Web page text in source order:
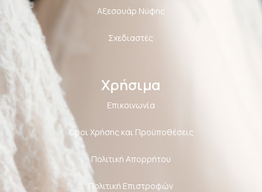
Αξεσουάρ Νύφης
Σχεδιαστές
Χρήσιμα
Επικοινωνία
Όροι Χρήσης και Προϋποθέσεις
Πολιτική Aπορρήτου
Πολιτική Επιστροφών